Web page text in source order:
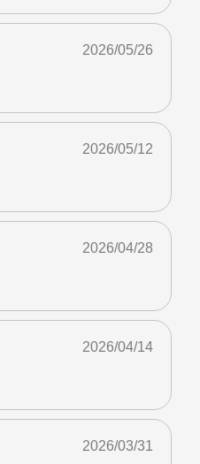
2026/05/26
2026/05/12
2026/04/28
2026/04/14
2026/03/31